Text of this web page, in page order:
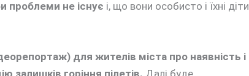
проблеми не існує і, що вони особисто і їхні діти
для жителів міста про наявність і
залишків горіння пілетів. Далі буде…